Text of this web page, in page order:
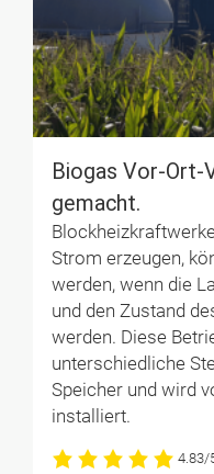
Biogas Vor-
gemacht.
Strom erzeugen,
werden, wenn die
und den Zustand
werden. Diese
unterschiedliche
Speicher und wird
installiert.
4.83/